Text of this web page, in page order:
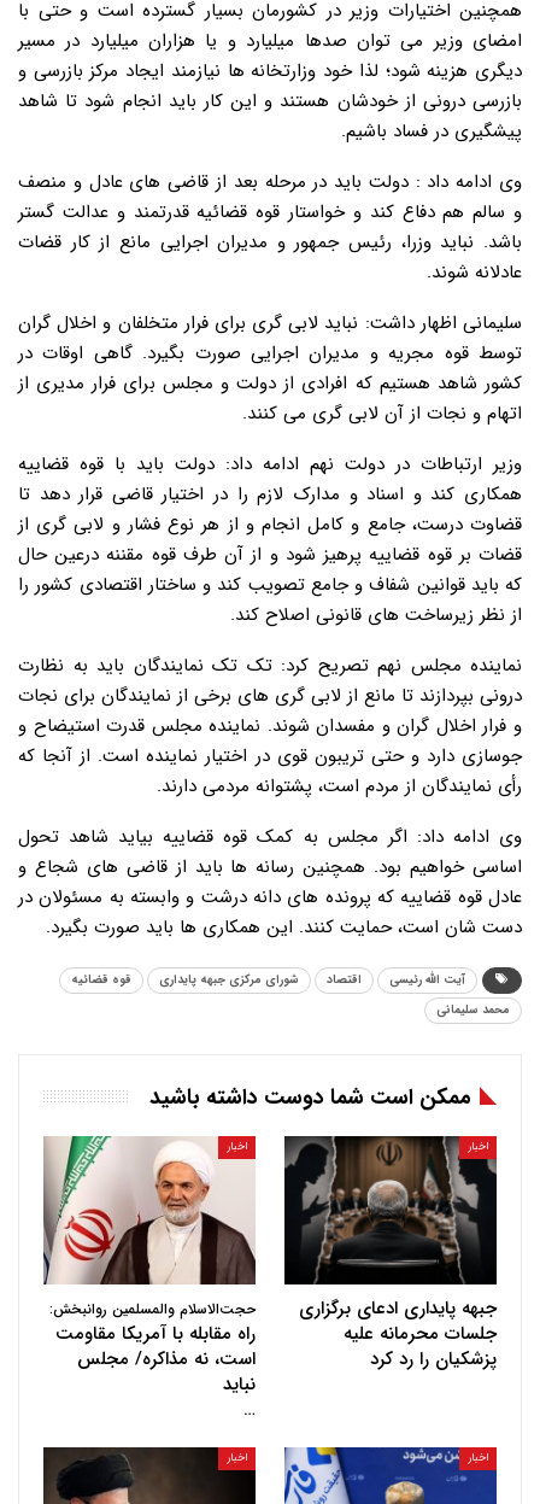
همچنین اختیارات وزیر در کشورمان بسیار گسترده است و حتی با
امضای وزیر می توان صدها میلیارد و یا هزاران میلیارد در مسیر
دیگری هزینه شود؛ لذا خود وزارتخانه ها نیازمند ایجاد مرکز بازرسی و
بازرسی درونی از خودشان هستند و این کار باید انجام شود تا شاهد
پیشگیری در فساد باشیم.
وی ادامه داد : دولت باید در مرحله بعد از قاضی های عادل و منصف
و سالم هم دفاع کند و خواستار قوه قضائیه قدرتمند و عدالت گستر
باشد. نباید وزرا، رئیس جمهور و مدیران اجرایی مانع از کار قضات
عادلانه شوند.
سلیمانی اظهار داشت: نباید لابی گری برای فرار متخلفان و اخلال گران
توسط قوه مجریه و مدیران اجرایی صورت بگیرد. گاهی اوقات در
کشور شاهد هستیم که افرادی از دولت و مجلس برای فرار مدیری از
اتهام و نجات از آن لابی گری می کنند.
وزیر ارتباطات در دولت نهم ادامه داد: دولت باید با قوه قضاییه
همکاری کند و اسناد و مدارک لازم را در اختیار قاضی قرار دهد تا
قضاوت درست، جامع و کامل انجام و از هر نوع فشار و لابی گری از
قضات بر قوه قضاییه پرهیز شود و از آن طرف قوه مقننه درعین حال
که باید قوانین شفاف و جامع تصویب کند و ساختار اقتصادی کشور را
از نظر زیرساخت های قانونی اصلاح کند.
نماینده مجلس نهم تصریح کرد: تک تک نمایندگان باید به نظارت
درونی بپردازند تا مانع از لابی گری های برخی از نمایندگان برای نجات
و فرار اخلال گران و مفسدان شوند. نماینده مجلس قدرت استیضاح و
جوسازی دارد و حتی تریبون قوی در اختیار نماینده است. از آنجا که
رأی نمایندگان از مردم است، پشتوانه مردمی دارند.
وی ادامه داد: اگر مجلس به کمک قوه قضاییه بیاید شاهد تحول
اساسی خواهیم بود. همچنین رسانه ها باید از قاضی های شجاع و
عادل قوه قضاییه که پرونده های دانه درشت و وابسته به مسئولان در
دست شان است، حمایت کنند. این همکاری ها باید صورت بگیرد.
آیت الله رئیسی اقتصاد شورای مرکزی جبهه پایداری
قوه قضائیه
محمد سلیمانی
ممکن است شما دوست داشته باشید
اخبار
جبهه پایداری ادعای برگزاری
جلسات محرمانه علیه
پزشکیان را رد کرد
اخبار
حجت‌الاسلام والمسلمین روانبخش:
راه مقابله با آمریکا مقاومت
است، نه مذاکره/ مجلس
نباید
…
اخبار اخبار